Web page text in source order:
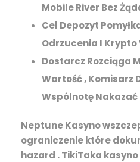
Mobile River Bez
Cel Depozyt
Odrzucenia I
Dostarcz Rozciąga
Wartość , Komisarz
Wspólnotę Nakazać
Neptune Kasyno
ograniczenie które
hazard . TikiTaka